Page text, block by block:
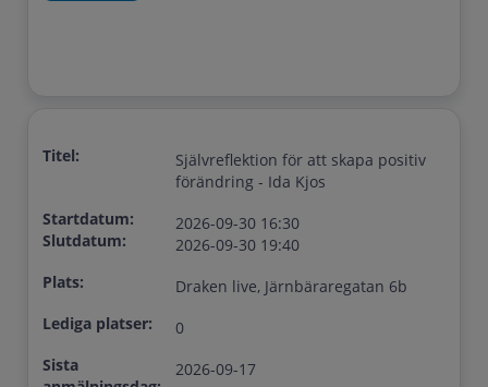
Titel:
Självreflektion för att skapa positiv
förändring - Ida Kjos
Startdatum:
Slutdatum:
2026-09-30 16:30
2026-09-30 19:40
Plats:
Draken live, Järnbäraregatan 6b
Lediga platser:
0
Sista
2026-09-17